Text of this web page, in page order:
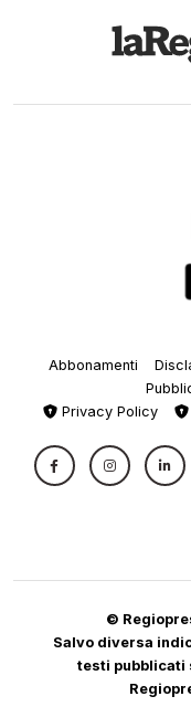
Abbonamenti
Privacy Policy
©
Salvo diversa
testi pubblicati